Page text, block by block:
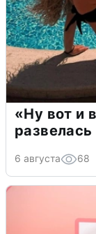
«Ну вот и
6 августа 68